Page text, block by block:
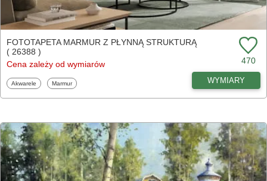
FOTOTAPETA MARMUR Z PŁYNNĄ STRUKTURĄ
( 26388 )
Cena zależy od wymiarów
470
Fototapety
Akwarele Fototapety
Marmur WYMIARY